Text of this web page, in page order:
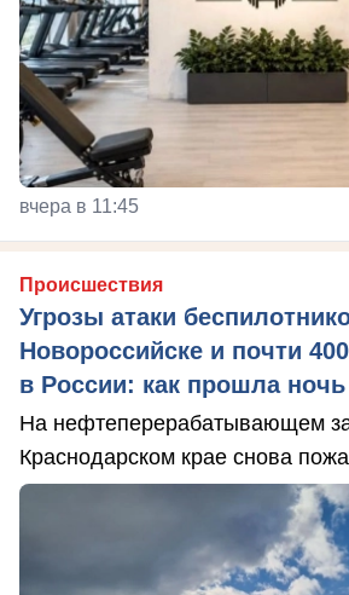
вчера в 11:45
Происшествия
Угрозы атаки
Новороссийске и почти
в России: как прошла ночь
На нефтеперерабатывающем
Краснодарском крае снова